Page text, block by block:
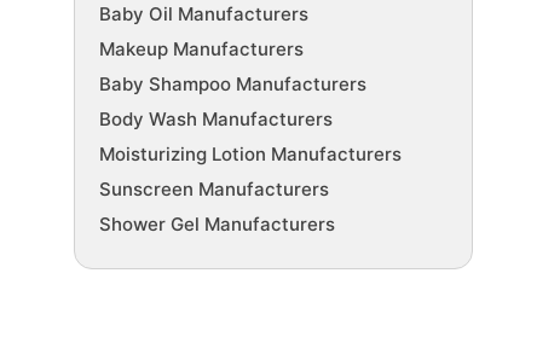
Baby Oil Manufacturers
Makeup Manufacturers
Baby Shampoo Manufacturers
Body Wash Manufacturers
Moisturizing Lotion Manufacturers
Sunscreen Manufacturers
Shower Gel Manufacturers